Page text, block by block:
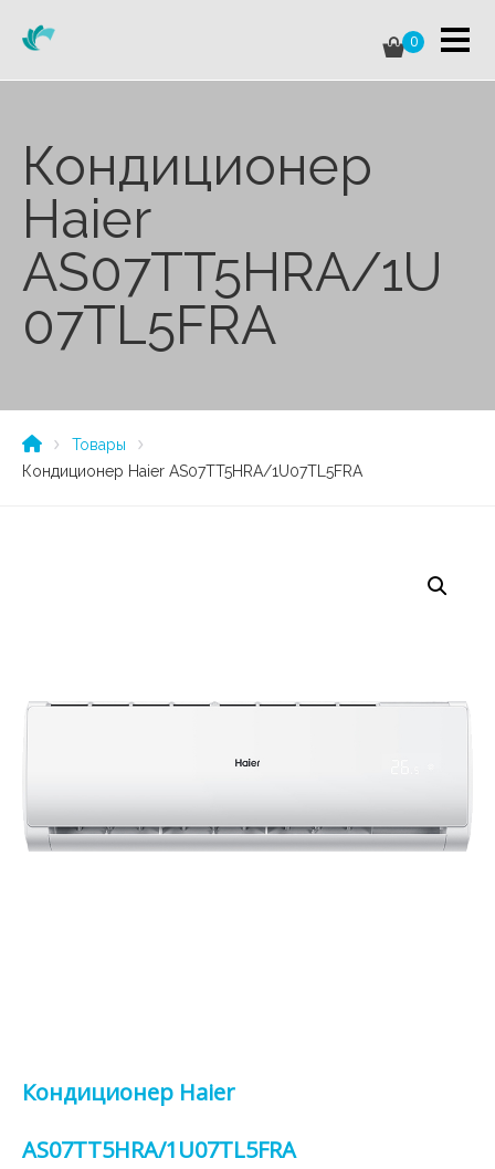
0
Кондиционер
Haier
AS07TT5HRA/1U
07TL5FRA
Товары
Кондиционер Haier AS07TT5HRA/1U07TL5FRA
Кондиционер Haier
AS07TT5HRA/1U07TL5FRA